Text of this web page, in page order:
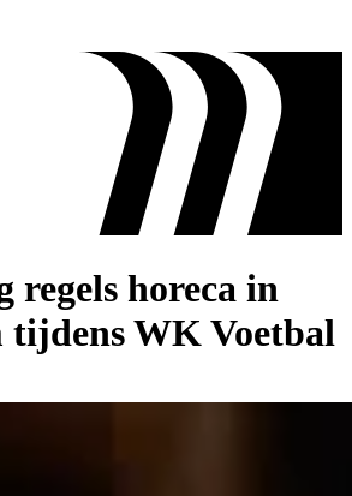
regels horeca in
WK Voetbal